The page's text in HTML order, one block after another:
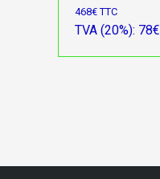
468€ TTC
TVA (20%): 78€